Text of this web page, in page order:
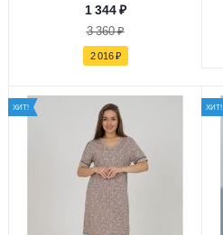
1 344₽
3 360₽
2 016₽
ХИТ! ХИТ!